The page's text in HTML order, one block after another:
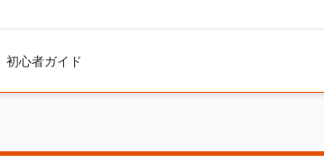
初心者ガイド